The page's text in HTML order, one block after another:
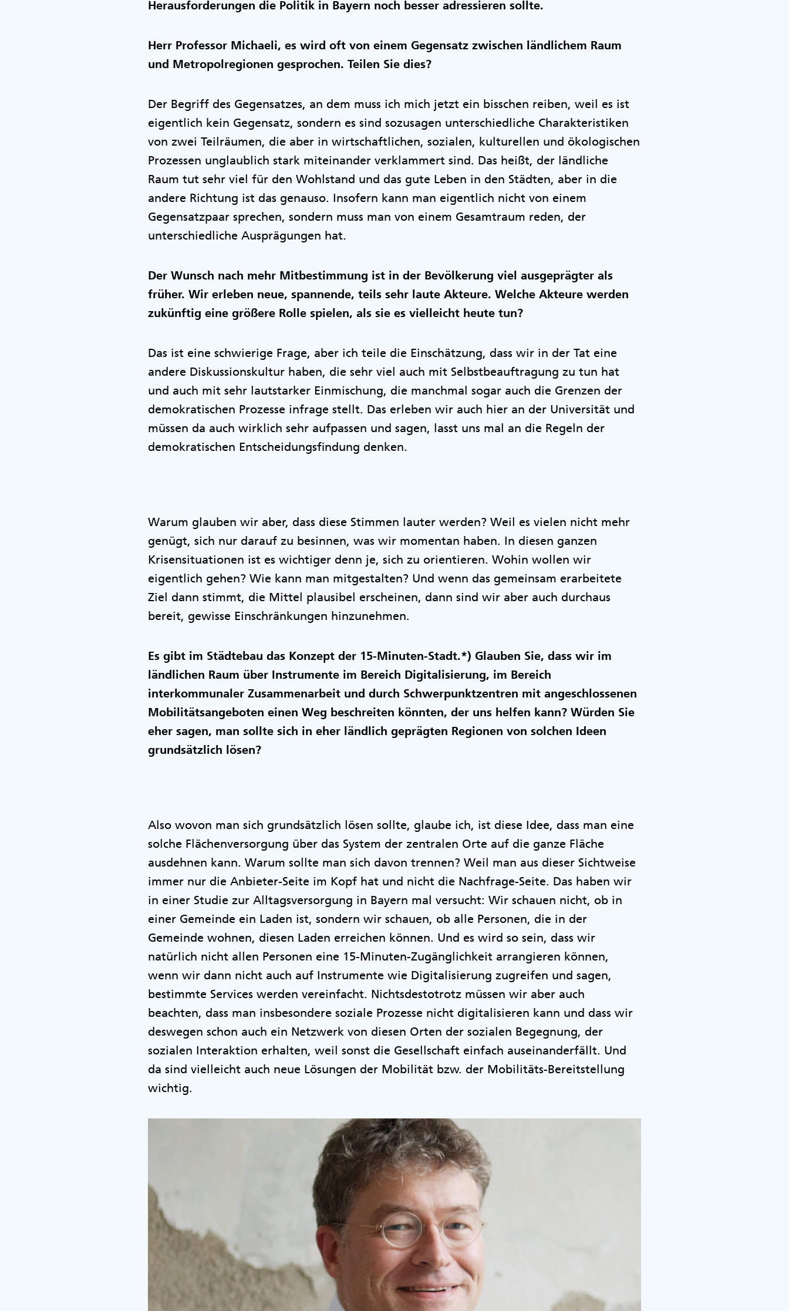
Herausforderungen die Politik in Bayern noch besser adressieren sollte.
Herr Professor Michaeli, es wird oft von einem Gegensatz zwischen ländlichem Raum
und Metropolregionen gesprochen. Teilen Sie dies?
Der Begriff des Gegensatzes, an dem muss ich mich jetzt ein bisschen reiben, weil es ist
eigentlich kein Gegensatz, sondern es sind sozusagen unterschiedliche Charakteristiken
von zwei Teilräumen, die aber in wirtschaftlichen, sozialen, kulturellen und ökologischen
Prozessen unglaublich stark miteinander verklammert sind. Das heißt, der ländliche
Raum tut sehr viel für den Wohlstand und das gute Leben in den Städten, aber in die
andere Richtung ist das genauso. Insofern kann man eigentlich nicht von einem
Gegensatzpaar sprechen, sondern muss man von einem Gesamtraum reden, der
unterschiedliche Ausprägungen hat.
Der Wunsch nach mehr Mitbestimmung ist in der Bevölkerung viel ausgeprägter als
früher. Wir erleben neue, spannende, teils sehr laute Akteure. Welche Akteure werden
zukünftig eine größere Rolle spielen, als sie es vielleicht heute tun?
Das ist eine schwierige Frage, aber ich teile die Einschätzung, dass wir in der Tat eine
andere Diskussionskultur haben, die sehr viel auch mit Selbstbeauftragung zu tun hat
und auch mit sehr lautstarker Einmischung, die manchmal sogar auch die Grenzen der
demokratischen Prozesse infrage stellt. Das erleben wir auch hier an der Universität und
müssen da auch wirklich sehr aufpassen und sagen, lasst uns mal an die Regeln der
demokratischen Entscheidungsfindung denken.
Warum glauben wir aber, dass diese Stimmen lauter werden? Weil es vielen nicht mehr
genügt, sich nur darauf zu besinnen, was wir momentan haben. In diesen ganzen
Krisensituationen ist es wichtiger denn je, sich zu orientieren. Wohin wollen wir
eigentlich gehen? Wie kann man mitgestalten? Und wenn das gemeinsam erarbeitete
Ziel dann stimmt, die Mittel plausibel erscheinen, dann sind wir aber auch durchaus
bereit, gewisse Einschränkungen hinzunehmen.
Es gibt im Städtebau das Konzept der 15-Minuten-Stadt.*) Glauben Sie, dass wir im
ländlichen Raum über Instrumente im Bereich Digitalisierung, im Bereich
interkommunaler Zusammenarbeit und durch Schwerpunktzentren mit angeschlossenen
Mobilitätsangeboten einen Weg beschreiten könnten, der uns helfen kann? Würden Sie
eher sagen, man sollte sich in eher ländlich geprägten Regionen von solchen Ideen
grundsätzlich lösen?
Also wovon man sich grundsätzlich lösen sollte, glaube ich, ist diese Idee, dass man eine
solche Flächenversorgung über das System der zentralen Orte auf die ganze Fläche
ausdehnen kann. Warum sollte man sich davon trennen? Weil man aus dieser Sichtweise
immer nur die Anbieter-Seite im Kopf hat und nicht die Nachfrage-Seite. Das haben wir
in einer Studie zur Alltagsversorgung in Bayern mal versucht: Wir schauen nicht, ob in
einer Gemeinde ein Laden ist, sondern wir schauen, ob alle Personen, die in der
Gemeinde wohnen, diesen Laden erreichen können. Und es wird so sein, dass wir
natürlich nicht allen Personen eine 15-Minuten-Zugänglichkeit arrangieren können,
wenn wir dann nicht auch auf Instrumente wie Digitalisierung zugreifen und sagen,
bestimmte Services werden vereinfacht. Nichtsdestotrotz müssen wir aber auch
beachten, dass man insbesondere soziale Prozesse nicht digitalisieren kann und dass wir
deswegen schon auch ein Netzwerk von diesen Orten der sozialen Begegnung, der
sozialen Interaktion erhalten, weil sonst die Gesellschaft einfach auseinanderfällt. Und
da sind vielleicht auch neue Lösungen der Mobilität bzw. der Mobilitäts-Bereitstellung
wichtig.